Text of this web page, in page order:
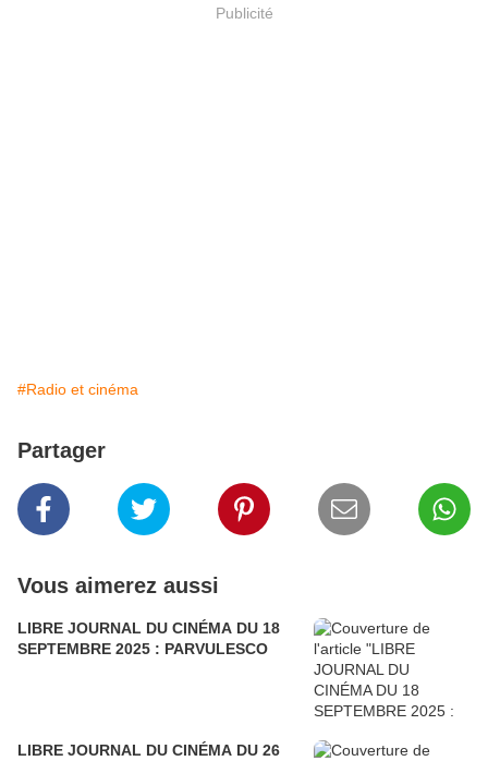
Publicité
#Radio et cinéma
Partager
Vous aimerez aussi
LIBRE JOURNAL DU CINÉMA DU 18
SEPTEMBRE 2025 : PARVULESCO
LIBRE JOURNAL DU CINÉMA DU 26